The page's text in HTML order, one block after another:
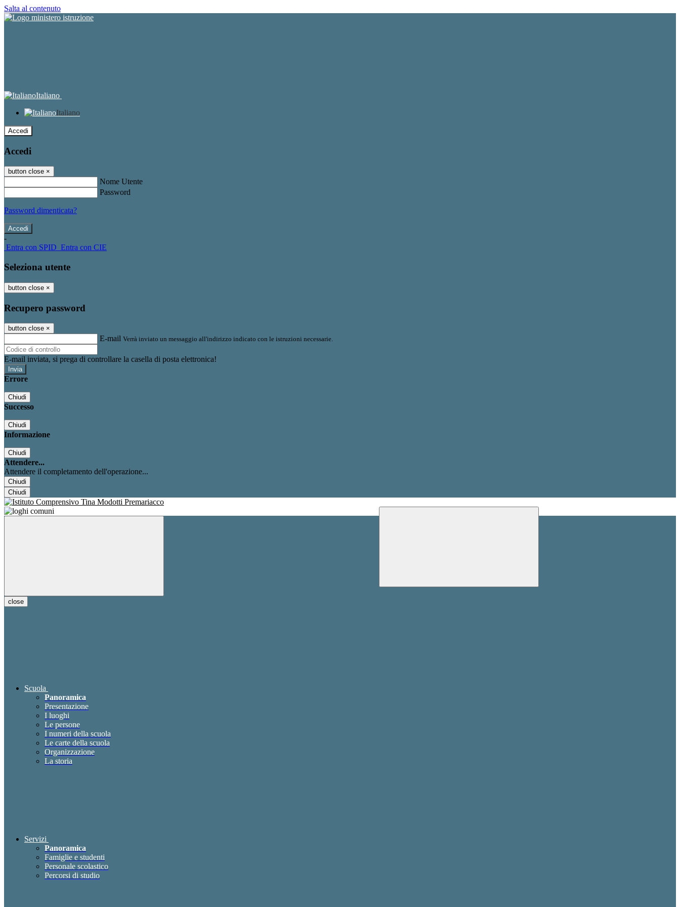
Salta al contenuto
Italiano
Italiano
Accedi
Accedi
button close ×
Nome Utente
Password
Password dimenticata?
-
Entra con SPID Entra con CIE
Seleziona utente
button close ×
Recupero password
button close ×
E-mail Verrà inviato un messaggio all'indirizzo indicato con le istruzioni necessarie.
E-mail inviata, si prega di controllare la casella di posta elettronica!
Errore
Chiudi
Successo
Chiudi
Informazione
Chiudi
Attendere...
Attendere il completamento dell'operazione...
Chiudi
Chiudi
close
Scuola
Panoramica
Presentazione
I luoghi
Le persone
I numeri della scuola
Le carte della scuola
Organizzazione
La storia
Servizi
Panoramica
Famiglie e studenti
Personale scolastico
Percorsi di studio